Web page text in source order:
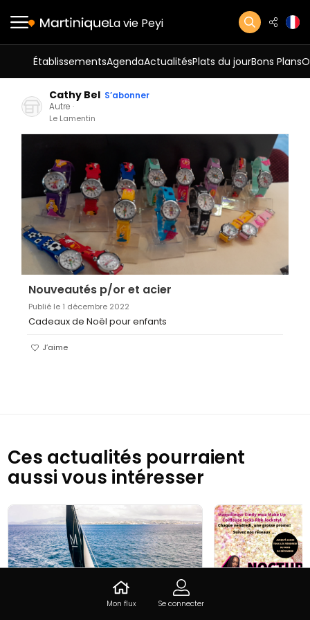
La vie Peyi
ÉtablissementsAgendaActualitésPlats du jourBons Plans
Cathy Bel S’abonner
Autre
Le Lamentin
Nouveautés p/or et acier
Publié le 1 décembre 2022
Cadeaux de Noël pour enfants
J’aime
Ces actualités pourraient
aussi vous intéresser
Mon flux Se connecter